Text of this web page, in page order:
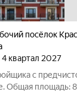
посёлок
4 квартал 2027
с
Общая площадь: